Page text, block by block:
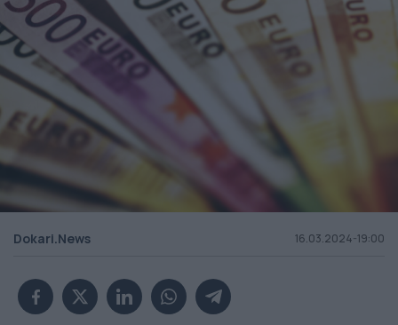
Dokari.News 16.03.2024-19:00